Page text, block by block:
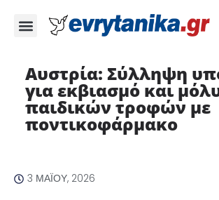
Αυστρία: Σύλληψη
για εκβιασμό και
παιδικών τροφών με
ποντικοφάρμακο ​
3 ΜΑΪ́ΟΥ, 2026